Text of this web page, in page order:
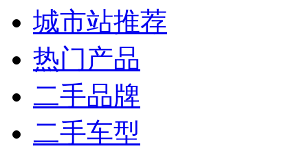
城市站推荐
热门产品
二手品牌
二手车型